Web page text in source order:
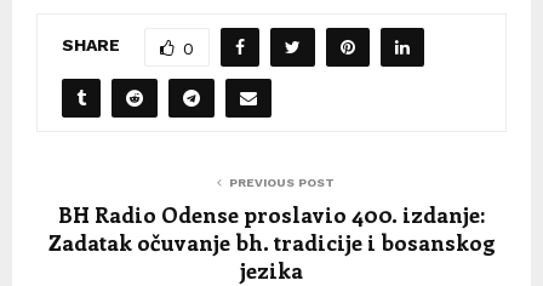
SHARE 0
PREVIOUS POST
BH Radio Odense proslavio 400. izdanje:
Zadatak očuvanje bh. tradicije i bosanskog
jezika